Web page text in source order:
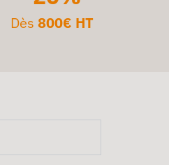
Dès800€ HT